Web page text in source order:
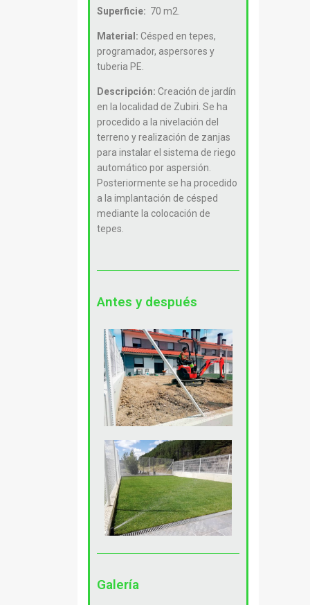
Superficie: 70 m2.
Material: Césped en tepes,
programador, aspersores y
tuberia PE.
Descripción: Creación de jardín
en la localidad de Zubiri. Se ha
procedido a la nivelación del
terreno y realización de zanjas
para instalar el sistema de riego
automático por aspersión.
Posteriormente se ha procedido
a la implantación de césped
mediante la colocación de
tepes.
Antes y después
Galería